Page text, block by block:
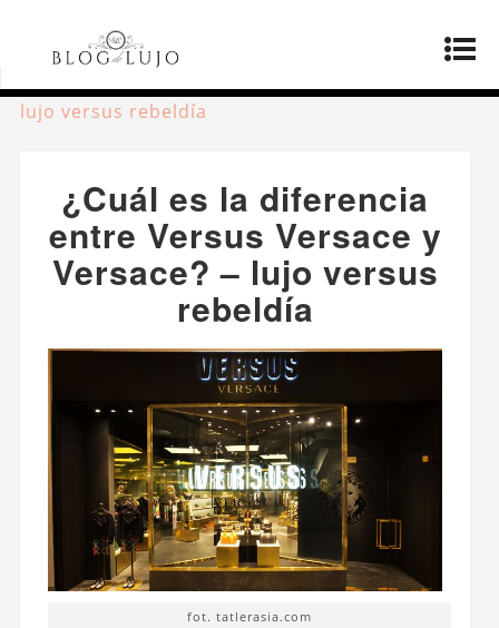
Página principal
diferencia entre Versus Versace y Versace? –
lujo versus rebeldía
¿Cuál es la diferencia
entre Versus Versace y
Versace? – lujo versus
rebeldía
fot. tatlerasia.com